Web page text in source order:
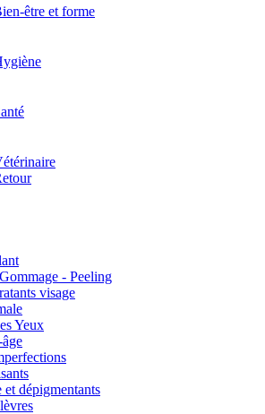
être et forme
- Peeling
visage
Yeux
et dépigmentants